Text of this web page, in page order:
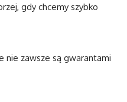
gdy chcemy szybko
nie zawsze są gwarantami